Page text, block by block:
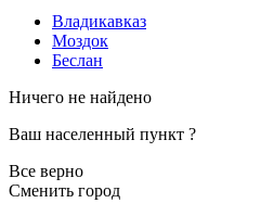
Владикавказ
Моздок
Беслан
Ничего не найдено
Ваш населенный пункт ?
Все верно
Сменить город